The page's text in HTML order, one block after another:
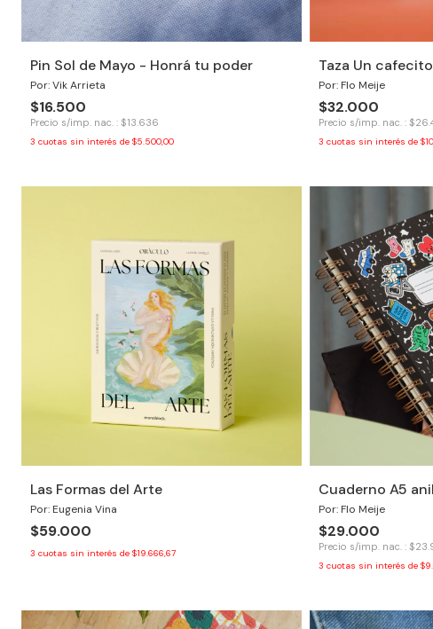
Pin Sol de Mayo - Honrá tu poder
Por: Vik Arrieta
$16.500
Precio s/imp. nac. : $13.636
3 cuotas sin interés de $5.500,00
Taza Un
Por: Flo Meije
$32.000
Precio s/imp. nac. :
3 cuotas sin interés de
Las Formas del Arte
Por: Eugenia Vina
$59.000
3 cuotas sin interés de $19.666,67
Cuaderno A5
Por: Flo Meije
$29.000
Precio s/imp. nac. :
3 cuotas sin interés de